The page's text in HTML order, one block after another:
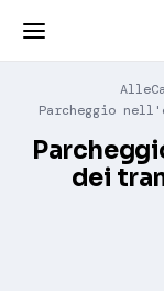
Parcheggio
dei